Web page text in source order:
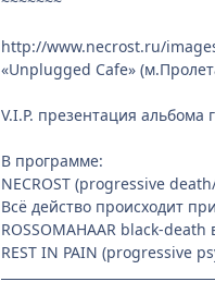
http://www.necrost.ru/
«Unplugged Cafe»
V.I.P. презентация альбома
В программе:
NECROST (progressive
Всё действо происходит
ROSSOMAHAAR black-
REST IN PAIN (progressive